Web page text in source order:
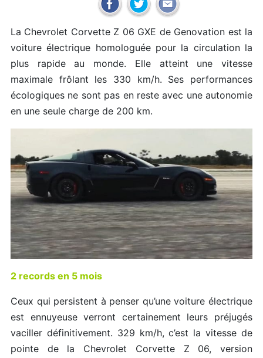
La Chevrolet Corvette Z 06 GXE de Genovation est la
voiture électrique homologuée pour la circulation la
plus rapide au monde. Elle atteint une vitesse
maximale frôlant les 330 km/h. Ses performances
écologiques ne sont pas en reste avec une autonomie
en une seule charge de 200 km.
2 records en 5 mois
Ceux qui persistent à penser qu’une voiture électrique
est ennuyeuse verront certainement leurs préjugés
vaciller définitivement. 329 km/h, c’est la vitesse de
pointe de la Chevrolet Corvette Z 06, version